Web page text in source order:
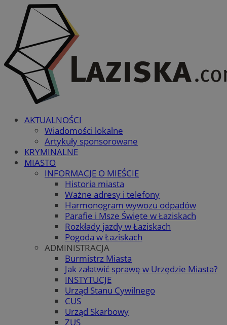
AKTUALNOŚCI
Wiadomości lokalne
Artykuły sponsorowane
KRYMINALNE
MIASTO
INFORMACJE O MIEŚCIE
Historia miasta
Ważne adresy i telefony
Harmonogram wywozu odpadów
Parafie i Msze Święte w Łaziskach
Rozkłady jazdy w Łaziskach
Pogoda w Łaziskach
ADMINISTRACJA
Burmistrz Miasta
Jak załatwić sprawę w Urzędzie Miasta?
INSTYTUCJE
Urząd Stanu Cywilnego
CUS
Urząd Skarbowy
ZUS